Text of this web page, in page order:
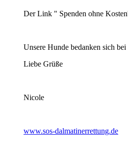
Der Link " Spenden ohne
Unsere Hunde bedanken sich
Liebe Grüße
Nicole
www.sos-dalmatinerrettung.de